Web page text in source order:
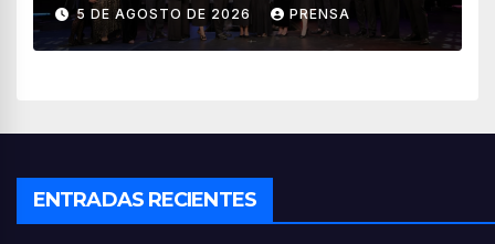
turismo en México
5 DE AGOSTO DE 2026 PRENSA
ENTRADAS RECIENTES